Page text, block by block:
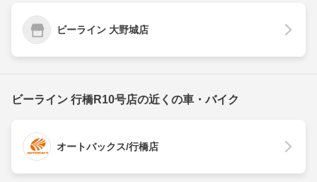
ビーライン 大野城店
ビーライン 行橋R10号店の近くの車・バイク
オートバックス/行橋店